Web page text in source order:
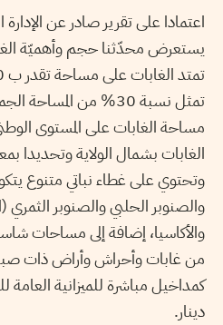
اعتمادا على تقرير صادر عن
يستعرض محدّثنا حجم وأهميّة
الغابات بشمال الولاية وتحديدا
وتحتوي على غطاء نباتي متنوع
والصنوبر الحلبي والصنوبر
من غابات وأحراش وأراض ذات
دينار.